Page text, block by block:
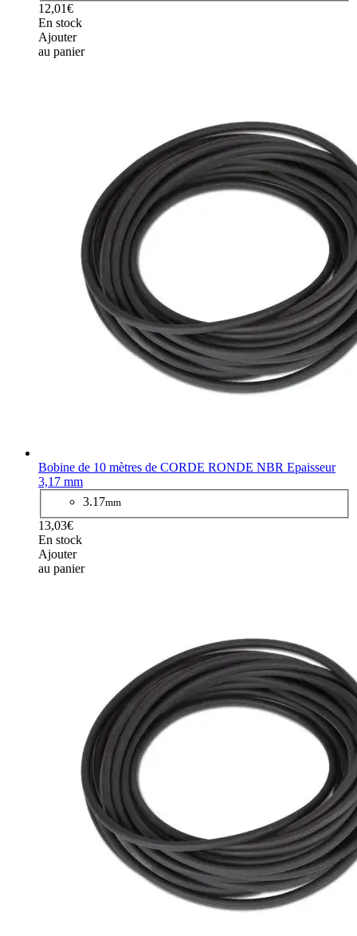
12,01€
En stock
Ajouter
au panier
Bobine de 10 mètres de CORDE RONDE NBR Epaisseur
3,17 mm
3.17mm
13,03€
En stock
Ajouter
au panier